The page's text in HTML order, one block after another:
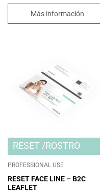
importante acción exfoliante:
elimina las células muertas de
la superficie cutánea,
También es adecuado para
pieles secas y maduras.
Más información
RESET ROSTRO
PROFESSIONAL USE
RESET FACE LINE – B2C
LEAFLET